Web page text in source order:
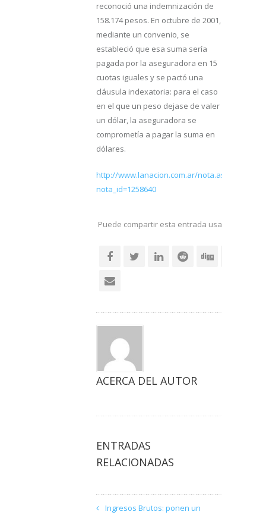
reconoció una indemnización de
158.174 pesos. En octubre de 2001,
mediante un convenio, se
estableció que esa suma sería
pagada por la aseguradora en 15
cuotas iguales y se pactó una
cláusula indexatoria: para el caso
en el que un peso dejase de valer
un dólar, la aseguradora se
comprometía a pagar la suma en
dólares.
http://www.lanacion.com.ar/nota.asp?
nota_id=1258640
Puede compartir esta entrada usando sus
ACERCA DEL AUTOR
ENTRADAS
RELACIONADAS
Ingresos Brutos: ponen un